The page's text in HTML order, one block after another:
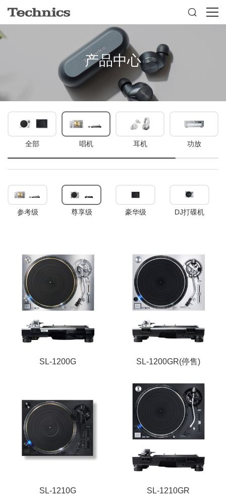

产品中心
全部 唱机 耳机 功放
参考级 尊享级 豪华级 DJ打碟机
SL-1200G
SL-1210G
SL-1200GR(停售)
SL-1210GR